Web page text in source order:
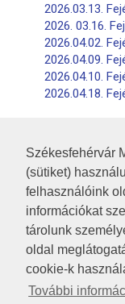
Székesfehérvár
(sütiket)
felhasználóink
információkat
tárolunk
oldal
cookie-k
További
2026.03.13.
2026. 03.16.
2026.04.02.
2026.04.09.
2026.04.10.
2026.04.18.
RSS
A HONLAP
JOGI NYILATKOZAT
IMPRESSZUM